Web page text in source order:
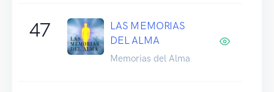
47
LAS MEMORIAS
DEL ALMA
Memorias del Alma